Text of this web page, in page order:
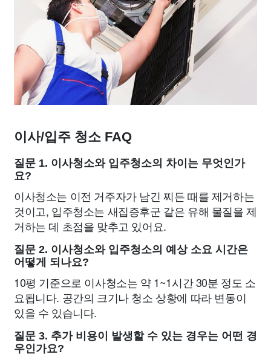
이사/입주 청소 FAQ
질문 1. 이사청소와 입주청소의 차이는 무엇인가
요?
이사청소는 이전 거주자가 남긴 찌든 때를 제거하는
것이고, 입주청소는 새집증후군 같은 유해 물질을 제
거하는 데 초점을 맞추고 있어요.
질문 2. 이사청소와 입주청소의 예상 소요 시간은
어떻게 되나요?
10평 기준으로 이사청소는 약 1~1시간 30분 정도 소
요됩니다. 공간의 크기나 청소 상황에 따라 변동이
있을 수 있습니다.
질문 3. 추가 비용이 발생할 수 있는 경우는 어떤 경
우인가요?